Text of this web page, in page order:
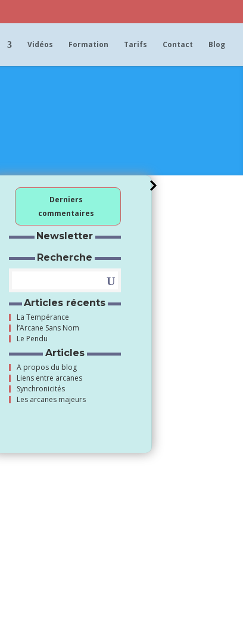
Vidéos Formation Tarifs Contact Blog
Derniers
commentaires
Newsletter
Recherche
Articles récents
La Tempérance
l’Arcane Sans Nom
Le Pendu
Articles
A propos du blog
Liens entre arcanes
Synchronicités
Les arcanes majeurs